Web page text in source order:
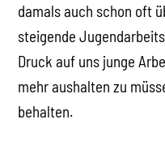
damals auch schon oft
steigende
Druck auf uns junge
mehr aushalten zu
behalten.